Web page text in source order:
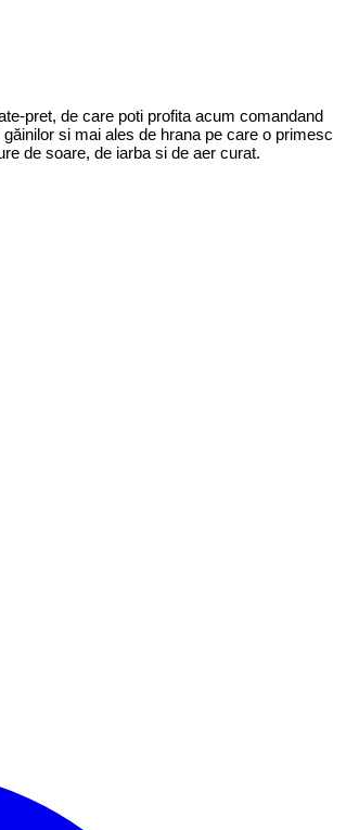
pret, de care poti profita acum comandand
si mai ales de hrana pe care o primesc
de soare, de iarba si de aer curat.